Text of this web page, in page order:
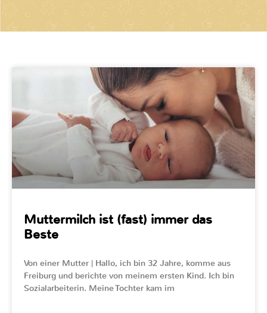
Muttermilch ist (fast) immer das
Beste
Von einer Mutter | Hallo, ich bin 32 Jahre, komme aus
Freiburg und berichte von meinem ersten Kind. Ich bin
Sozialarbeiterin. Meine Tochter kam im